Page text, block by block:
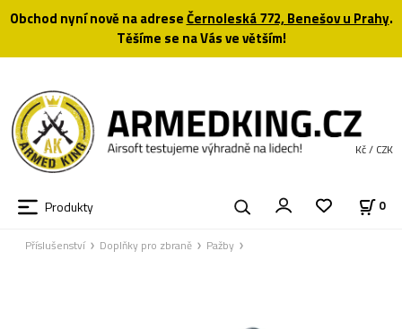
Obchod nyní nově na adreseČernoleská 772, Benešov u Prahy.
Těšíme se na Vás ve větším!
Produkty 0
Kč / CZK
Příslušenství Doplňky pro zbraně Pažby